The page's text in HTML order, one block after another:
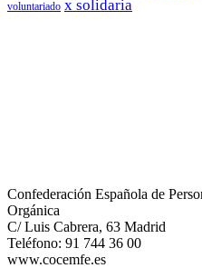
voluntariado x solidaria
Confederación Española de
Orgánica
C/ Luis Cabrera, 63 Madrid
Teléfono: 91 744 36 00
www.cocemfe.es